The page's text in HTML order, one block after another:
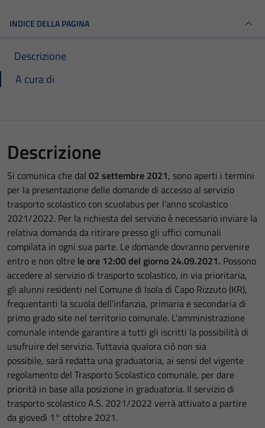
INDICE DELLA PAGINA
Descrizione
A cura di
Descrizione
Si comunica che dal 02 settembre 2021, sono aperti i termini
per la presentazione delle domande di accesso al servizio
trasporto scolastico con scuolabus per l’anno scolastico
2021/2022. Per la richiesta del servizio è necessario inviare la
relativa domanda da ritirare presso gli uffici comunali
compilata in ogni sua parte. Le domande dovranno pervenire
entro e non oltre le ore 12:00 del giorno 24.09.2021. Possono
accedere al servizio di trasporto scolastico, in via prioritaria,
gli alunni residenti nel Comune di Isola di Capo Rizzuto (KR),
frequentanti la scuola dell’infanzia, primaria e secondaria di
primo grado site nel territorio comunale. L'amministrazione
comunale intende garantire a tutti gli iscritti la possibilità di
usufruire del servizio. Tuttavia qualora ciò non sia
possibile, sarà redatta una graduatoria, ai sensi del vigente
regolamento del Trasporto Scolastico comunale, per dare
priorità in base alla posizione in graduatoria. Il servizio di
trasporto scolastico A.S. 2021/2022 verrà attivato a partire
da giovedì 1° ottobre 2021.